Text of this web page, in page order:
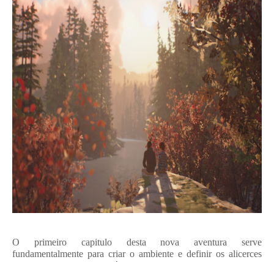
O primeiro capitulo desta nova aventura serve
fundamentalmente para criar o ambiente e definir os alicerces